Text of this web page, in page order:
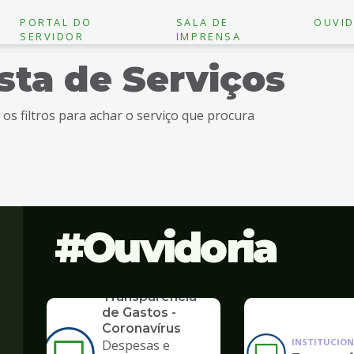
PORTAL DO
SERVIDOR
SALA DE
IMPRENSA
de Serviços
os filtros para achar o serviço que procura
Ouvidoria
Transparência
de Gastos -
Coronavírus
Despesas e